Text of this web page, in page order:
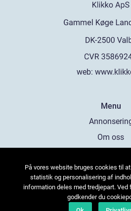
web:
Menu
Om oss
Kontakta
Sitemap
På vores website bruges cookies til
statistik og personalisering af
information deles med tredjepart.
godkender du